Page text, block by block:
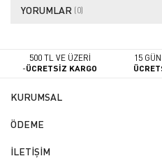
YORUMLAR (0)
500 TL VE ÜZERİ
-ÜCRETSİZ KARGO
15
KURUMSAL
ÖDEME
İLETİŞİM